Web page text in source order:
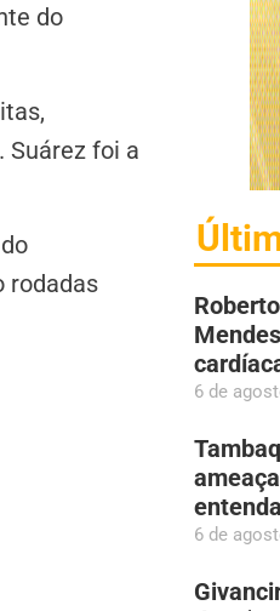
do
Suárez foi a
rodadas
6 de
entenda
6 de